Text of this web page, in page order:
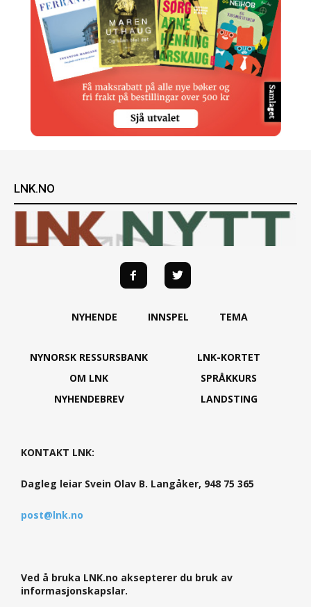
LNK.NO
NYHENDE INNSPEL TEMA
NYNORSK RESSURSBANK
OM LNK
NYHENDEBREV
LNK-KORTET
SPRÅKKURS
LANDSTING
KONTAKT LNK:
Dagleg leiar Svein Olav B. Langåker, 948 75 365
post@lnk.no
Ved å bruka LNK.no aksepterer du bruk av
informasjonskapslar.